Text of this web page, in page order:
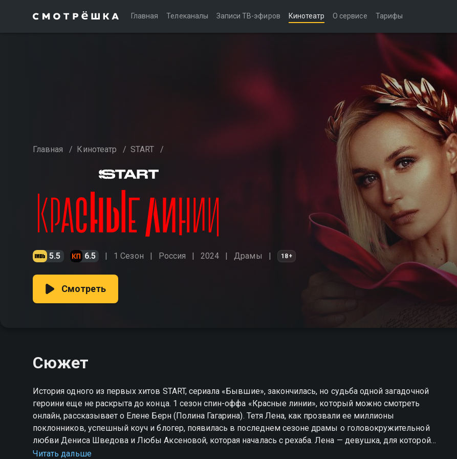
Главная Телеканалы Записи ТВ-эфиров Кинотеатр О сервисе Тарифы
Главная / Кинотеатр / START /
5.5 6.5 1 Сезон Россия 2024 Драмы 18+
Смотреть
Сюжет
История одного из первых хитов START, сериала «Бывшие», закончилась, но судьба одной загадочной
героини еще не раскрыта до конца. 1 сезон спин-оффа «Красные линии», который можно смотреть
онлайн, рассказывает о Елене Берн (Полина Гагарина). Тетя Лена, как прозвали ее миллионы
поклонников, успешный коуч и блогер, появилась в последнем сезоне драмы о головокружительной
любви Дениса Шведова и Любы Аксеновой, которая началась с рехаба. Лена — девушка, для которой
нет ничего невозможного. Дерзкая, решительная, чувственная и бескомпромиссная — она не всегда
Читать дальше